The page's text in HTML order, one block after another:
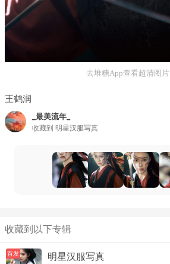
去堆糖App查看超清图片
王鹤润
_最美流年_
收藏到 明星汉服写真
收藏到以下专辑
首发 明星汉服写真